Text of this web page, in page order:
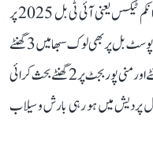
گھنٹے کی بحث ہوگی۔ اس کے علاوہ لوک سبھا میں انکم ٹیکس یعنی آئی ٹی بل 2025 پر
بھی 12 گھنٹہ کی بحث کا راستہ ہموار ہوا ہے۔ انڈین پوسٹ بل پر بھی لوک سبھا میں 3 گھنٹے
بحث ہوگی۔ علاوہ ازیں نیشنل اسپورٹس بل پر 8 گھنٹے اور منی پور بجٹ پر 2 گھنٹے بحث کرائی
پردیش میں ہو رہی بارش و سیلاب